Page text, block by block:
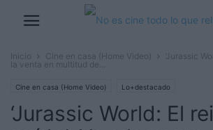
Inicio Cine en casa (Home Video)
‘Jurassic
la venta en multitud de...
Cine en casa (Home Video) Lo+destacado
‘Jurassic World: El